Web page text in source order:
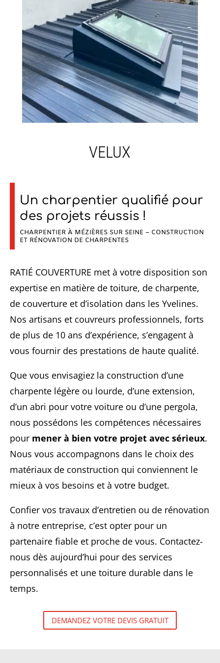
VELUX
Un charpentier qualifié pour
des projets réussis !
CHARPENTIER À MÉZIÈRES SUR SEINE – CONSTRUCTION
ET RÉNOVATION DE CHARPENTES
RATIÉ COUVERTURE met à votre disposition son
expertise en matière de toiture, de charpente,
de couverture et d’isolation dans les Yvelines.
Nos artisans et couvreurs professionnels, forts
de plus de 10 ans d’expérience, s’engagent à
vous fournir des prestations de haute qualité.
Que vous envisagiez la construction d’une
charpente légère ou lourde, d’une extension,
d’un abri pour votre voiture ou d’une pergola,
nous possédons les compétences nécessaires
pour mener à bien votre projet avec sérieux.
Nous vous accompagnons dans le choix des
matériaux de construction qui conviennent le
mieux à vos besoins et à votre budget.
Confier vos travaux d’entretien ou de rénovation
à notre entreprise, c’est opter pour un
partenaire fiable et proche de vous. Contactez-
nous dès aujourd’hui pour des services
personnalisés et une toiture durable dans le
temps.
DEMANDEZ VOTRE DEVIS GRATUIT